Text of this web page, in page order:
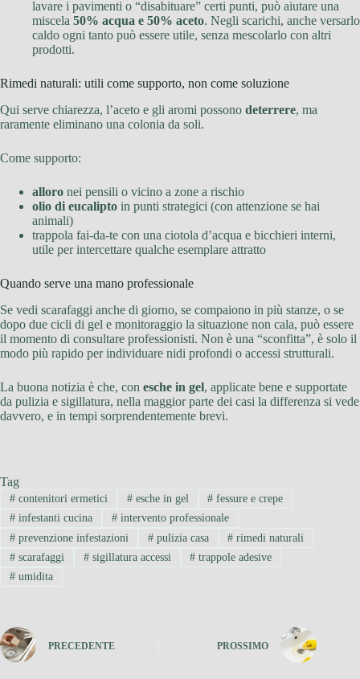
lavare i pavimenti o “disabituare” certi punti, può aiutare una
miscela 50% acqua e 50% aceto. Negli scarichi, anche versarlo
caldo ogni tanto può essere utile, senza mescolarlo con altri
prodotti.
Rimedi naturali: utili come supporto, non come soluzione
Qui serve chiarezza, l’aceto e gli aromi possono deterrere, ma
raramente eliminano una colonia da soli.
Come supporto:
alloro nei pensili o vicino a zone a rischio
olio di eucalipto in punti strategici (con attenzione se hai
animali)
trappola fai-da-te con una ciotola d’acqua e bicchieri interni,
utile per intercettare qualche esemplare attratto
Quando serve una mano professionale
Se vedi scarafaggi anche di giorno, se compaiono in più stanze, o se
dopo due cicli di gel e monitoraggio la situazione non cala, può essere
il momento di consultare professionisti. Non è una “sconfitta”, è solo il
modo più rapido per individuare nidi profondi o accessi strutturali.
La buona notizia è che, con esche in gel, applicate bene e supportate
da pulizia e sigillatura, nella maggior parte dei casi la differenza si vede
davvero, e in tempi sorprendentemente brevi.
Tag
#contenitori ermetici #esche in gel # fessure e crepe
#infestanti cucina #intervento professionale
#prevenzione infestazioni #pulizia casa # rimedi naturali
#scarafaggi #sigillatura accessi # trappole adesive
#umidita
PRECEDENTE PROSSIMO